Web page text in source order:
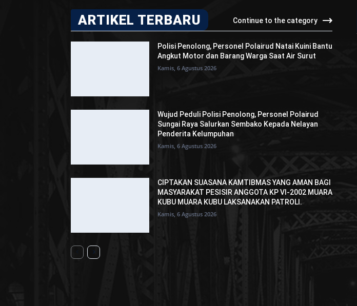
ARTIKEL TERBARU Continue to the category
Polisi Penolong, Personel Polairud Natai Kuini Bantu
Angkut Motor dan Barang Warga Saat Air Surut
Kamis, 6 Agustus 2026
Wujud Peduli Polisi Penolong, Personel Polairud
Sungai Raya Salurkan Sembako Kepada Nelayan
Penderita Kelumpuhan
Kamis, 6 Agustus 2026
CIPTAKAN SUASANA KAMTIBMAS YANG AMAN BAGI
MASYARAKAT PESISIR ANGGOTA KP VI-2002 MUARA
KUBU MUARA KUBU LAKSANAKAN PATROLI.
Kamis, 6 Agustus 2026